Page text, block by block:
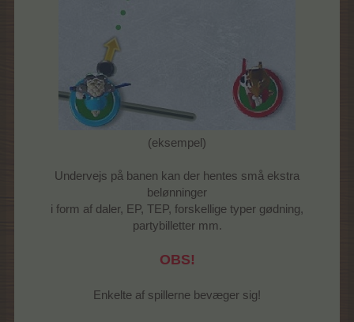
(eksempel)
Undervejs på banen kan der hentes små ekstra
belønninger
i form af daler, EP, TEP, forskellige typer gødning,
partybilletter mm.
OBS!
Enkelte af spillerne bevæger sig!